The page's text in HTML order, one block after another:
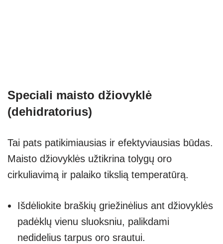
Speciali maisto džiovyklė
(dehidratorius)
Tai pats patikimiausias ir efektyviausias būdas.
Maisto džiovyklės užtikrina tolygų oro
cirkuliavimą ir palaiko tikslią temperatūrą.
Išdėliokite braškių griežinėlius ant džiovyklės
padėklų vienu sluoksniu, palikdami
nedidelius tarpus oro srautui.